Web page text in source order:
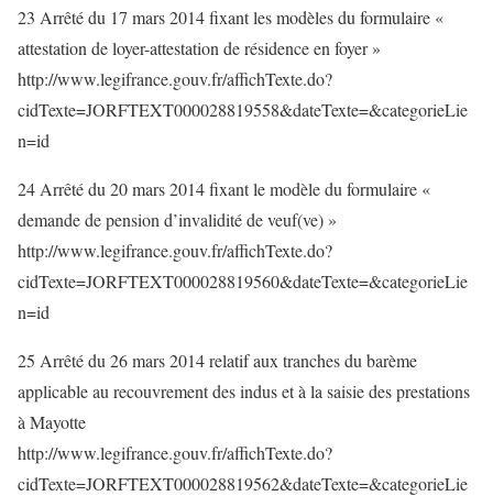
23 Arrêté du 17 mars 2014 fixant les modèles du formulaire «
attestation de loyer-attestation de résidence en foyer »
http://www.legifrance.gouv.fr/affichTexte.do?
cidTexte=JORFTEXT000028819558&dateTexte=&categorieLie
n=id
24 Arrêté du 20 mars 2014 fixant le modèle du formulaire «
demande de pension d’invalidité de veuf(ve) »
http://www.legifrance.gouv.fr/affichTexte.do?
cidTexte=JORFTEXT000028819560&dateTexte=&categorieLie
n=id
25 Arrêté du 26 mars 2014 relatif aux tranches du barème
applicable au recouvrement des indus et à la saisie des prestations
à Mayotte
http://www.legifrance.gouv.fr/affichTexte.do?
cidTexte=JORFTEXT000028819562&dateTexte=&categorieLie